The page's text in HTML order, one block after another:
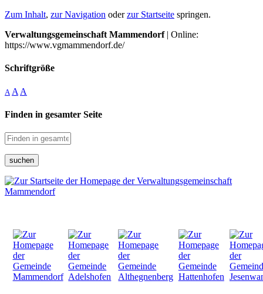
Zum Inhalt, zur Navigation oderzur Startseite springen.
Verwaltungsgemeinschaft Mammendorf| Online:
https://www.vgmammendorf.de/
Schriftgröße
A A A
Finden in gesamter Seite
suchen